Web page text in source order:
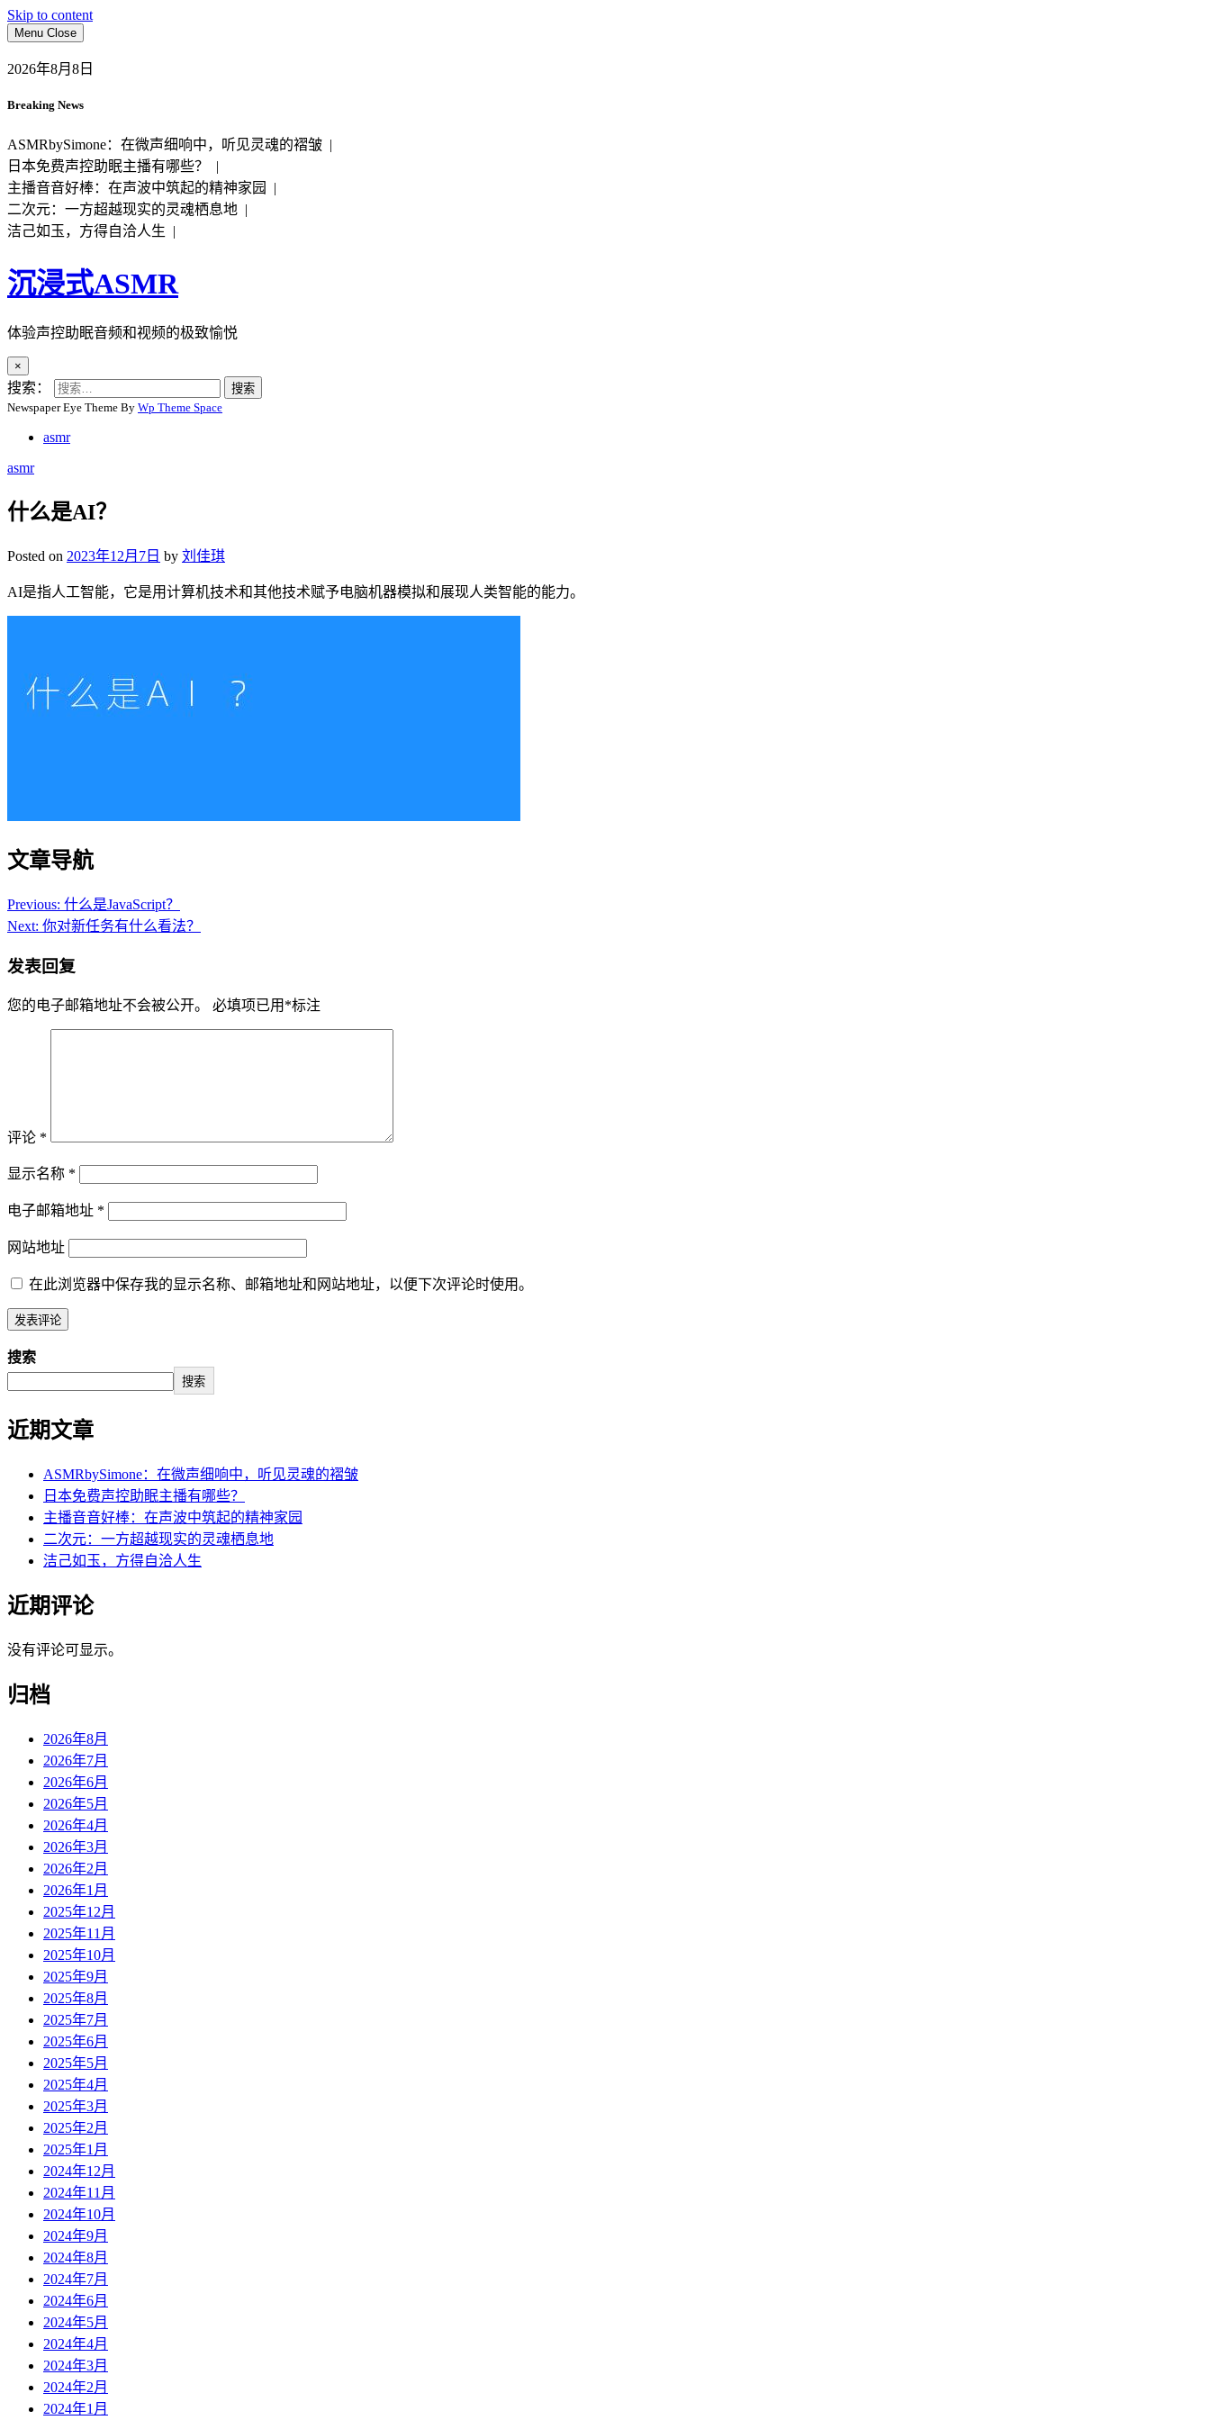
Skip to content
Menu Close
2026年8月8日
Breaking News
ASMRbySimone：在微声细响中，听见灵魂的褶皱 |
日本免费声控助眠主播有哪些？ |
主播音音好棒：在声波中筑起的精神家园 |
二次元：一方超越现实的灵魂栖息地 |
洁己如玉，方得自洽人生 |
沉浸式ASMR
体验声控助眠音频和视频的极致愉悦
×
搜索：
Newspaper Eye Theme By Wp Theme Space
asmr
asmr
什么是AI？
Posted on 2023年12月7日 by 刘佳琪
AI是指人工智能，它是用计算机技术和其他技术赋予电脑机器模拟和展现人类智能的能力。
文章导航
Previous: 什么是JavaScript？
Next: 你对新任务有什么看法？
发表回复
您的电子邮箱地址不会被公开。 必填项已用 *标注
评论 *
显示名称 *
电子邮箱地址 *
网站地址
在此浏览器中保存我的显示名称、邮箱地址和网站地址，以便下次评论时使用。
搜索
搜索
近期文章
ASMRbySimone：在微声细响中，听见灵魂的褶皱
日本免费声控助眠主播有哪些？
主播音音好棒：在声波中筑起的精神家园
二次元：一方超越现实的灵魂栖息地
洁己如玉，方得自洽人生
近期评论
没有评论可显示。
归档
2026年8月
2026年7月
2026年6月
2026年5月
2026年4月
2026年3月
2026年2月
2026年1月
2025年12月
2025年11月
2025年10月
2025年9月
2025年8月
2025年7月
2025年6月
2025年5月
2025年4月
2025年3月
2025年2月
2025年1月
2024年12月
2024年11月
2024年10月
2024年9月
2024年8月
2024年7月
2024年6月
2024年5月
2024年4月
2024年3月
2024年2月
2024年1月